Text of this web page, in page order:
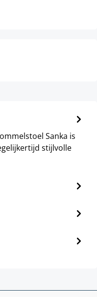
Sanka is
stijlvolle